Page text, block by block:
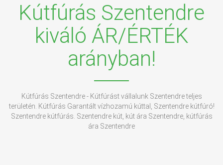
Kútfúrás Szentendre
kiváló ÁR/ÉRTÉK
arányban!
Kútfúrás Szentendre - Kútfúrást vállalunk Szentendre teljes
területén. Kútfúrás Garantált vízhozamú kúttal, Szentendre kútfúró!
Szentendre kútfúrás. Szentendre kút, kút ára Szentendre, kútfúrás
ára Szentendre